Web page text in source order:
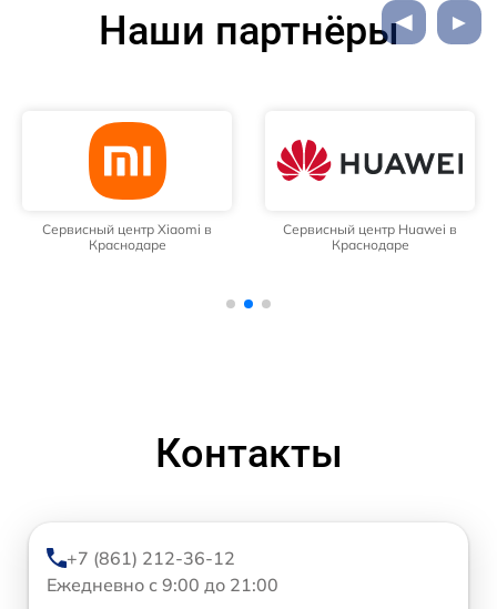
Наши партнёры
Сервисный центр Xiaomi в
Краснодаре
Сервисный центр Huawei в
Краснодаре
Контакты
+7 (861) 212-36-12
Ежедневно с 9:00 до 21:00